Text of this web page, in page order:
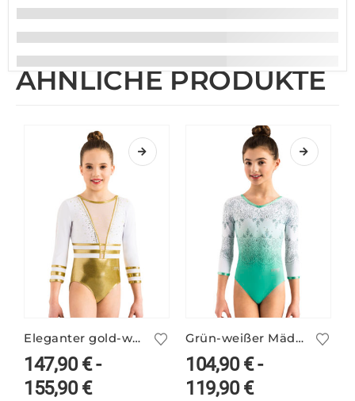
ÄHNLICHE PRODUKTE
Eleganter gold-weißer Turnanzug ANIKE/1
147,90€-
155,90€
Grün-weißer Mädchen Print-Turnanzug ILKA/4
104,90€-
119,90€